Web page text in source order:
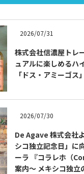
トピック
プライバシーポリシー
2026/07/31
株式会社信濃屋トレ
ュアルに楽しめるハ
「ドス・アミーゴス
2026/07/30
De Agave 株式会社
シコ独立記念日」に
ーラ 『コラレホ（
案内〜 メキシコ独立